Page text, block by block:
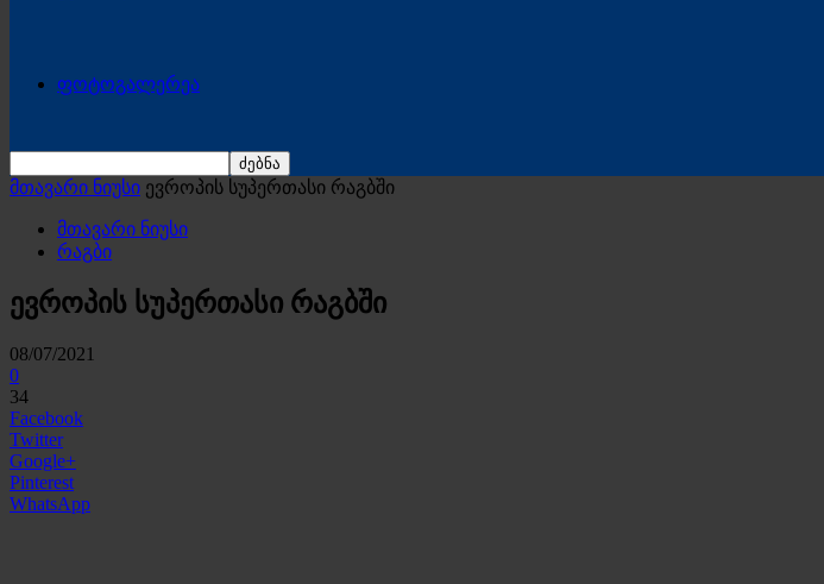
ფოტოგალერეა
მთავარი ნიუსი ევროპის სუპერთასი რაგბში
მთავარი ნიუსი
რაგბი
ევროპის სუპერთასი რაგბში
08/07/2021
0
34
Facebook
Twitter
Google+
Pinterest
WhatsApp